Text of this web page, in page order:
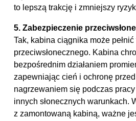
to lepszą trakcję i zmniejszy
5. Zabezpieczenie
Tak, kabina ciągnika może
przeciwsłonecznego. Kabina
bezpośrednim działaniem
zapewniając cień i ochronę
nagrzewaniem się podczas
innych słonecznych warunkach.
z zamontowaną kabiną, ważne